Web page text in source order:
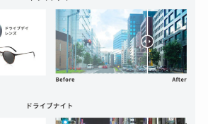
【シュレッダー】家庭用はどこで
買う？ニトリ・ホームセンター・
ヤマダ電機などを徹底調査！